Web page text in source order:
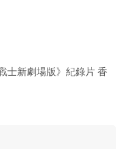
士新劇場版》紀錄片 香